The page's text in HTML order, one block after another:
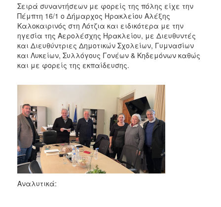
2021
2020
2019
2018
2017
2013
2012
2011
2010
2006
Σειρά συναντήσεων με φορείς της πόλης είχε την
Πέμπτη 16/1 ο Δήμαρχος Ηρακλείου Αλέξης
Καλοκαιρινός στη Λότζια και ειδικότερα με την
ηγεσία της Αερολέσχης Ηρακλείου, με Διευθυντές
και Διευθύντριες Δημοτικών Σχολείων, Γυμνασίων
και Λυκείων, Συλλόγους Γονέων & Κηδεμόνων καθώς
και με φορείς της εκπαίδευσης.
Αναλυτικά: